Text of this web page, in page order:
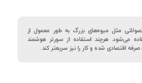
مثل میوه‌های بزرگ به طور معمول از
می‌شود. هرچند استفاده از سورتر هوشمند
اقتصادی شده و کار را نیز سریعتر کند.